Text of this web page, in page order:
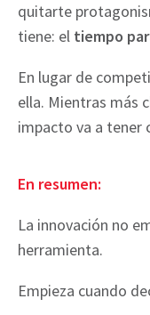
quitarte
tiene: el tiempo
En lugar de
ella. Mientras más
impacto va a tener
En resumen:
La innovación no
herramienta.
Empieza cuando